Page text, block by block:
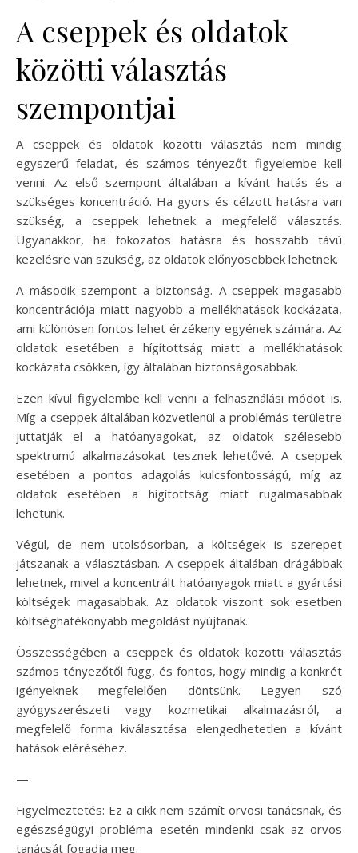
A cseppek és oldatok
közötti választás
szempontjai
A cseppek és oldatok közötti választás nem mindig
egyszerű feladat, és számos tényezőt figyelembe kell
venni. Az első szempont általában a kívánt hatás és a
szükséges koncentráció. Ha gyors és célzott hatásra van
szükség, a cseppek lehetnek a megfelelő választás.
Ugyanakkor, ha fokozatos hatásra és hosszabb távú
kezelésre van szükség, az oldatok előnyösebbek lehetnek.
A második szempont a biztonság. A cseppek magasabb
koncentrációja miatt nagyobb a mellékhatások kockázata,
ami különösen fontos lehet érzékeny egyének számára. Az
oldatok esetében a hígítottság miatt a mellékhatások
kockázata csökken, így általában biztonságosabbak.
Ezen kívül figyelembe kell venni a felhasználási módot is.
Míg a cseppek általában közvetlenül a problémás területre
juttatják el a hatóanyagokat, az oldatok szélesebb
spektrumú alkalmazásokat tesznek lehetővé. A cseppek
esetében a pontos adagolás kulcsfontosságú, míg az
oldatok esetében a hígítottság miatt rugalmasabbak
lehetünk.
Végül, de nem utolsósorban, a költségek is szerepet
játszanak a választásban. A cseppek általában drágábbak
lehetnek, mivel a koncentrált hatóanyagok miatt a gyártási
költségek magasabbak. Az oldatok viszont sok esetben
költséghatékonyabb megoldást nyújtanak.
Összességében a cseppek és oldatok közötti választás
számos tényezőtől függ, és fontos, hogy mindig a konkrét
igényeknek megfelelően döntsünk. Legyen szó
gyógyszerészeti vagy kozmetikai alkalmazásról, a
megfelelő forma kiválasztása elengedhetetlen a kívánt
hatások eléréséhez.
—
Figyelmeztetés: Ez a cikk nem számít orvosi tanácsnak, és
egészségügyi probléma esetén mindenki csak az orvos
tanácsát fogadja meg.